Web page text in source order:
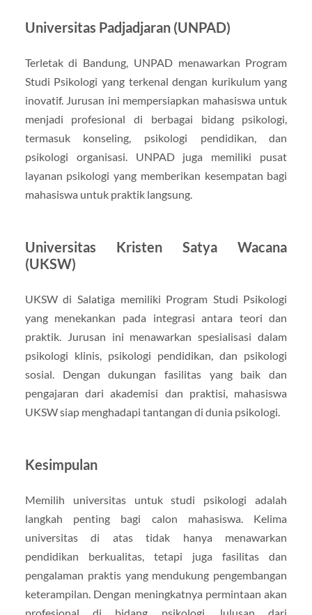
Universitas Padjadjaran (UNPAD)
Terletak di Bandung, UNPAD menawarkan Program
Studi Psikologi yang terkenal dengan kurikulum yang
inovatif. Jurusan ini mempersiapkan mahasiswa untuk
menjadi profesional di berbagai bidang psikologi,
termasuk konseling, psikologi pendidikan, dan
psikologi organisasi. UNPAD juga memiliki pusat
layanan psikologi yang memberikan kesempatan bagi
mahasiswa untuk praktik langsung.
Universitas Kristen Satya Wacana
(UKSW)
UKSW di Salatiga memiliki Program Studi Psikologi
yang menekankan pada integrasi antara teori dan
praktik. Jurusan ini menawarkan spesialisasi dalam
psikologi klinis, psikologi pendidikan, dan psikologi
sosial. Dengan dukungan fasilitas yang baik dan
pengajaran dari akademisi dan praktisi, mahasiswa
UKSW siap menghadapi tantangan di dunia psikologi.
Kesimpulan
Memilih universitas untuk studi psikologi adalah
langkah penting bagi calon mahasiswa. Kelima
universitas di atas tidak hanya menawarkan
pendidikan berkualitas, tetapi juga fasilitas dan
pengalaman praktis yang mendukung pengembangan
keterampilan. Dengan meningkatnya permintaan akan
profesional di bidang psikologi, lulusan dari